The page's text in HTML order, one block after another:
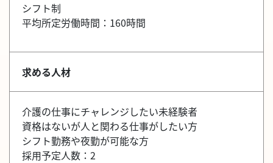
シフト制
平均所定労働時間：160時間
求める人材
介護の仕事にチャレンジしたい未経験者
資格はないが人と関わる仕事がしたい方
シフト勤務や夜勤が可能な方
採用予定人数：2